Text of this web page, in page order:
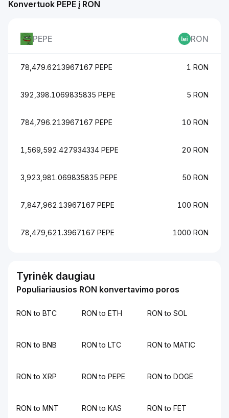
Konvertuok PEPE į RON
PEPE RON
78,479.6213967167 PEPE 1 RON
392,398.1069835835 PEPE 5 RON
784,796.213967167 PEPE 10 RON
1,569,592.427934334 PEPE 20 RON
3,923,981.069835835 PEPE 50 RON
7,847,962.13967167 PEPE 100 RON
78,479,621.3967167 PEPE 1000 RON
Tyrinėk daugiau
Populiariausios RON konvertavimo poros
RON to BTC RON to ETH RON to SOL
RON to BNB RON to LTC RON to MATIC
RON to XRP RON to PEPE RON to DOGE
RON to MNT RON to KAS RON to FET